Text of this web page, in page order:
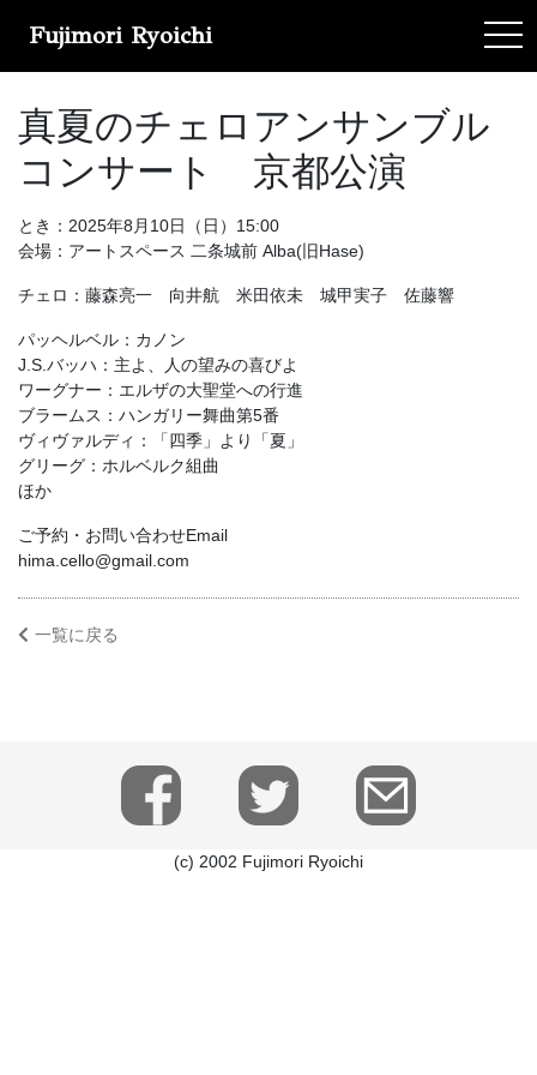
Fujimori Ryoichi
真夏のチェロアンサンブル
コンサート 京都公演
とき：2025年8月10日（日）15:00
会場：アートスペース 二条城前 Alba(旧Hase)
チェロ：藤森亮一 向井航 米田依未 城甲実子 佐藤響
パッヘルベル：カノン
J.S.バッハ：主よ、人の望みの喜びよ
ワーグナー：エルザの大聖堂への行進
ブラームス：ハンガリー舞曲第5番
ヴィヴァルディ：「四季」より「夏」
グリーグ：ホルベルク組曲
ほか
ご予約・お問い合わせEmail
hima.cello@gmail.com
一覧に戻る
(c) 2002 Fujimori Ryoichi